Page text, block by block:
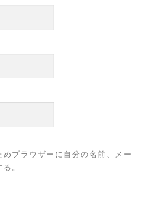
ブラウザーに自分の名前、メー
。